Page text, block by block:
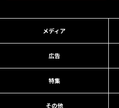
メディア
広告
特集
その他